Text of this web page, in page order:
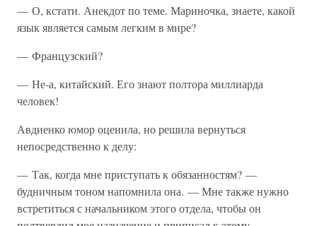
— О, кстати. Анекдот по теме. Мариночка, знаете, какой
язык является самым легким в мире?
— Французский?
— Не-а, китайский. Его знают полтора миллиарда
человек!
Авдиенко юмор оценила, но решила вернуться
непосредственно к делу:
— Так, когда мне приступать к обязанностям? —
будничным тоном напомнила она. — Мне также нужно
встретиться с начальником этого отдела, чтобы он